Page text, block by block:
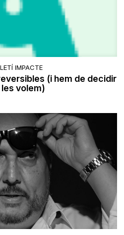
IMPACTE
(i hem de decidir
volem)